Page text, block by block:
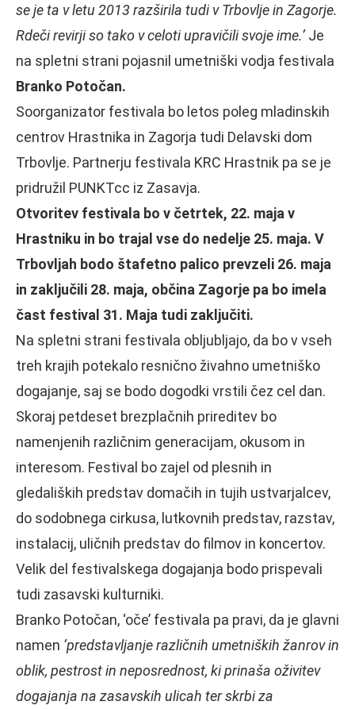
se je ta v letu 2013 razširila tudi v Trbovlje in Zagorje.
Rdeči revirji so tako v celoti upravičili svoje ime.’Je
na spletni strani pojasnil umetniški vodja festivala
Branko Potočan.
Soorganizator festivala bo letos poleg mladinskih
centrov Hrastnika in Zagorja tudi Delavski dom
Trbovlje. Partnerju festivala KRC Hrastnik pa se je
pridružil PUNKTcc iz Zasavja.
Otvoritev festivala bo v četrtek, 22. maja v
Hrastniku in bo trajal vse do nedelje 25. maja. V
Trbovljah bodo štafetno palico prevzeli 26. maja
in zaključili 28. maja, občina Zagorje pa bo imela
čast festival 31. Maja tudi zaključiti.
Na spletni strani festivala obljubljajo, da bo v vseh
treh krajih potekalo resnično živahno umetniško
dogajanje, saj se bodo dogodki vrstili čez cel dan.
Skoraj petdeset brezplačnih prireditev bo
namenjenih različnim generacijam, okusom in
interesom. Festival bo zajel od plesnih in
gledaliških predstav domačih in tujih ustvarjalcev,
do sodobnega cirkusa, lutkovnih predstav, razstav,
instalacij, uličnih predstav do filmov in koncertov.
Velik del festivalskega dogajanja bodo prispevali
tudi zasavski kulturniki.
Branko Potočan, ‘oče’ festivala pa pravi, da je glavni
namen ‘predstavljanje različnih umetniških žanrov in
oblik, pestrost in neposrednost, ki prinaša oživitev
dogajanja na zasavskih ulicah ter skrbi za